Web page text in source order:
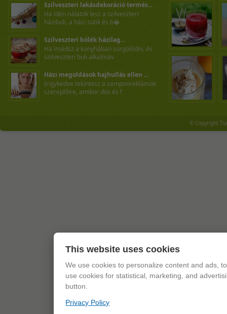
Szilveszteri lakásdekoráció termés...
Ha idén nálatok lesz a szilveszteri
házibuli, a házi sütik és b�
Szilveszteri bólék házilag...
Ha imádsz a konyhában sürgölődni, és
szilveszteri buli alkalmáv
Házi megoldások hajhullás ellen ...
Irigykedve tekintesz a samponreklámok
szereplőire, amikor dús és f
© Copyright
This website uses cookies
We use cookies to personalize content and ads,
use cookies for statistical, marketing, and
button.
Privacy Policy